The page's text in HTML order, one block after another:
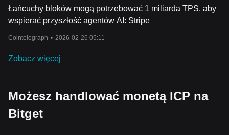
Łańcuchy bloków mogą potrzebować 1 miliarda TPS, aby
wspierać przyszłość agentów AI: Stripe
Cointelegraph • 2026-02-26 05:11
Zobacz więcej
Możesz handlować monetą ICP na
Bitget